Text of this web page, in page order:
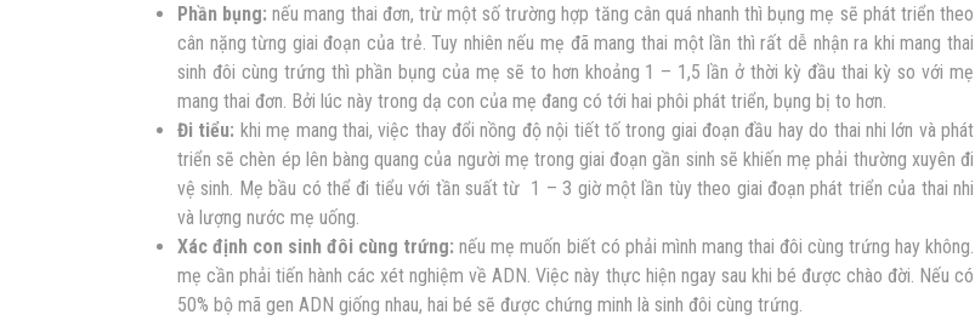
Phần bụng: nếu mang thai đơn, trừ một số trường hợp tăng cân quá nhanh thì bụng mẹ sẽ phát triển theo
cân nặng từng giai đoạn của trẻ. Tuy nhiên nếu mẹ đã mang thai một lần thì rất dễ nhận ra khi mang thai
sinh đôi cùng trứng thì phần bụng của mẹ sẽ to hơn khoảng 1 – 1,5 lần ở thời kỳ đầu thai kỳ so với mẹ
mang thai đơn. Bởi lúc này trong dạ con của mẹ đang có tới hai phôi phát triển, bụng bị to hơn.
Đi tiểu: khi mẹ mang thai, việc thay đổi nồng độ nội tiết tố trong giai đoạn đầu hay do thai nhi lớn và phát
triển sẽ chèn ép lên bàng quang của người mẹ trong giai đoạn gần sinh sẽ khiến mẹ phải thường xuyên đi
vệ sinh. Mẹ bầu có thể đi tiểu với tần suất từ 1 – 3 giờ một lần tùy theo giai đoạn phát triển của thai nhi
và lượng nước mẹ uống.
Xác định con sinh đôi cùng trứng: nếu mẹ muốn biết có phải mình mang thai đôi cùng trứng hay không.
mẹ cần phải tiến hành các xét nghiệm về ADN. Việc này thực hiện ngay sau khi bé được chào đời. Nếu có
50% bộ mã gen ADN giống nhau, hai bé sẽ được chứng minh là sinh đôi cùng trứng.